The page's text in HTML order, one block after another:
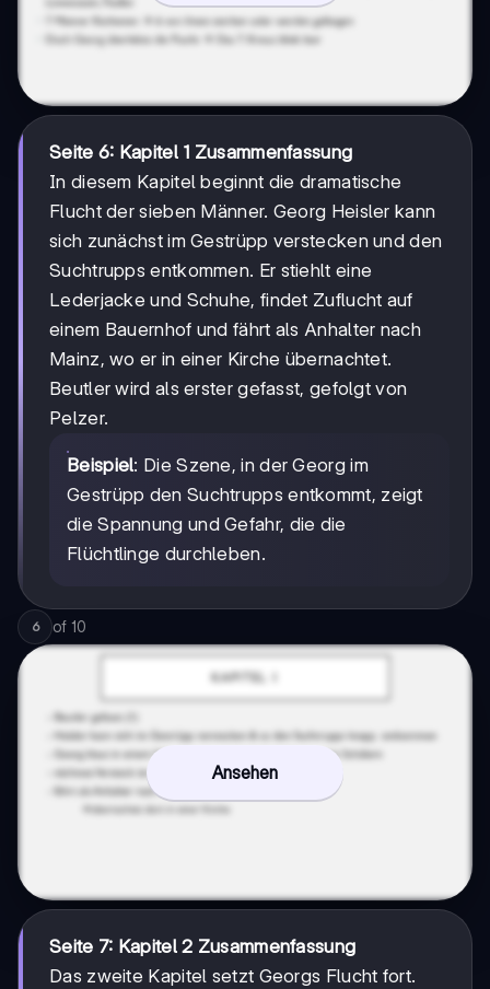
Seite 6: Kapitel 1 Zusammenfassung
In diesem Kapitel beginnt die dramatische
Flucht der sieben Männer. Georg Heisler kann
sich zunächst im Gestrüpp verstecken und den
Suchtrupps entkommen. Er stiehlt eine
Lederjacke und Schuhe, findet Zuflucht auf
einem Bauernhof und fährt als Anhalter nach
Mainz, wo er in einer Kirche übernachtet.
Beutler wird als erster gefasst, gefolgt von
Pelzer.
Beispiel: Die Szene, in der Georg im
Gestrüpp den Suchtrupps entkommt, zeigt
die Spannung und Gefahr, die die
Flüchtlinge durchleben.
6 of 10
Ansehen
Seite 7: Kapitel 2 Zusammenfassung
Das zweite Kapitel setzt Georgs Flucht fort.